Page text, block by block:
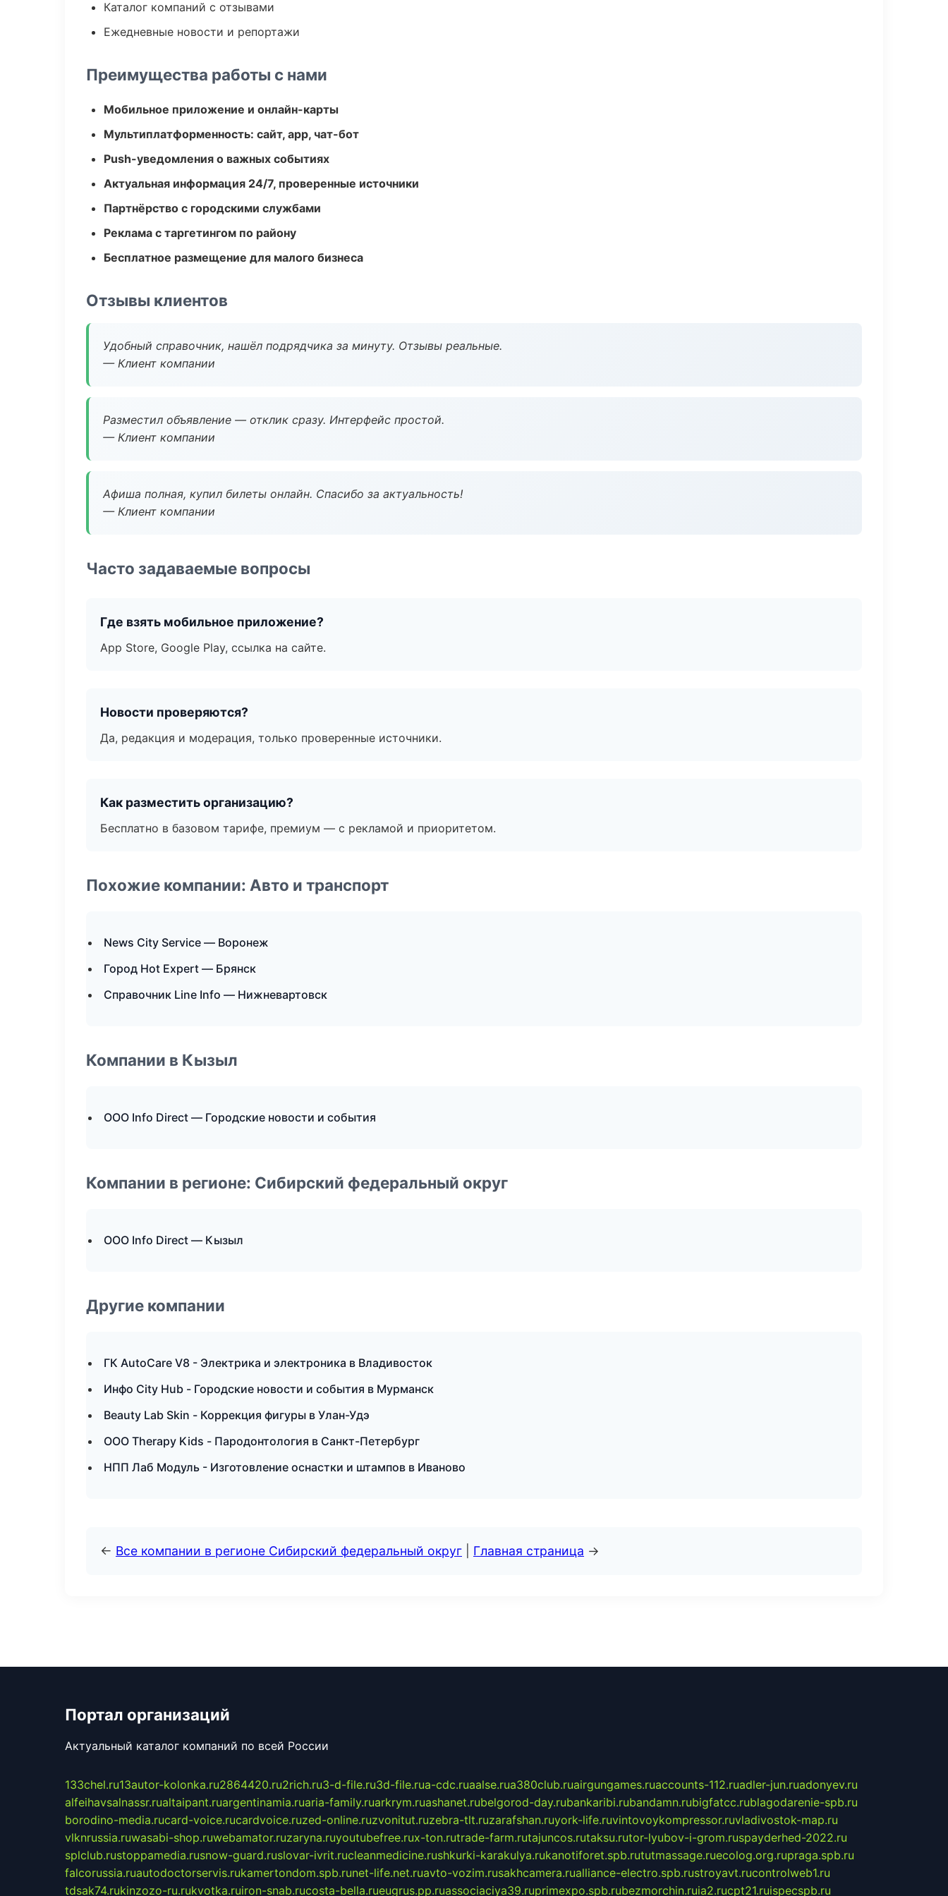
Каталог компаний с отзывами
Ежедневные новости и репортажи
Преимущества работы с нами
Мобильное приложение и онлайн-карты
Мультиплатформенность: сайт, app, чат-бот
Push-уведомления о важных событиях
Актуальная информация 24/7, проверенные источники
Партнёрство с городскими службами
Реклама с таргетингом по району
Бесплатное размещение для малого бизнеса
Отзывы клиентов
Удобный справочник, нашёл подрядчика за минуту. Отзывы реальные.
— Клиент компании
Разместил объявление — отклик сразу. Интерфейс простой.
— Клиент компании
Афиша полная, купил билеты онлайн. Спасибо за актуальность!
— Клиент компании
Часто задаваемые вопросы
Где взять мобильное приложение?
App Store, Google Play, ссылка на сайте.
Новости проверяются?
Да, редакция и модерация, только проверенные источники.
Как разместить организацию?
Бесплатно в базовом тарифе, премиум — с рекламой и приоритетом.
Похожие компании: Авто и транспорт
News City Service — Воронеж
Город Hot Expert — Брянск
Справочник Line Info — Нижневартовск
Компании в Кызыл
ООО Info Direct — Городские новости и события
Компании в регионе: Сибирский федеральный округ
ООО Info Direct — Кызыл
Другие компании
ГК AutoCare V8 - Электрика и электроника в Владивосток
Инфо City Hub - Городские новости и события в Мурманск
Beauty Lab Skin - Коррекция фигуры в Улан-Удэ
ООО Therapy Kids - Пародонтология в Санкт-Петербург
НПП Лаб Модуль - Изготовление оснастки и штампов в Иваново
← Все компании в регионе Сибирский федеральный округ Главная страница →
Портал организаций
Актуальный каталог компаний по всей России
133chel.ru13autor-kolonka.ru2864420.ru2rich.ru3-d-file.ru3d-file.rua-cdc.ruaalse.rua380club.ruairgungames.ruaccounts-112.ruadler-jun.ruadonyev.ru
alfeihavsalnassr.rualtaipant.ruargentinamia.ruaria-family.ruarkrym.ruashanet.rubelgorod-day.rubankaribi.rubandamn.rubigfatcc.rublagodarenie-spb.ru
borodino-media.rucard-voice.rucardvoice.ruzed-online.ruzvonitut.ruzebra-tlt.ruzarafshan.ruyork-life.ruvintovoykompressor.ruvladivostok-map.ru
vlknrussia.ruwasabi-shop.ruwebamator.ruzaryna.ruyoutubefree.rux-ton.rutrade-farm.rutajuncos.rutaksu.rutor-lyubov-i-grom.ruspayderhed-2022.ru
splclub.rustoppamedia.rusnow-guard.ruslovar-ivrit.rucleanmedicine.rushkurki-karakulya.rukanotiforet.spb.rututmassage.ruecolog.org.rupraga.spb.ru
falcorussia.ruautodoctorservis.rukamertondom.spb.runet-life.net.ruavto-vozim.rusakhcamera.rualliance-electro.spb.rustroyavt.rucontrolweb1.ru
tdsak74.rukinzozo-ru.rukvotka.ruiron-snab.rucosta-bella.rueugrus.pp.ruassociaciya39.ruprimexpo.spb.rubezmorchin.ruia2.rucpt21.ruispecspb.ru